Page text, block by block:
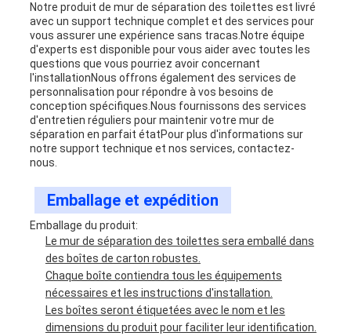
Notre produit de mur de séparation des toilettes est livré
avec un support technique complet et des services pour
vous assurer une expérience sans tracas.Notre équipe
d'experts est disponible pour vous aider avec toutes les
questions que vous pourriez avoir concernant
l'installationNous offrons également des services de
personnalisation pour répondre à vos besoins de
conception spécifiques.Nous fournissons des services
d'entretien réguliers pour maintenir votre mur de
séparation en parfait étatPour plus d'informations sur
notre support technique et nos services, contactez-
nous.
Emballage et expédition
Emballage du produit:
Le mur de séparation des toilettes sera emballé dans
des boîtes de carton robustes.
Chaque boîte contiendra tous les équipements
nécessaires et les instructions d'installation.
Les boîtes seront étiquetées avec le nom et les
dimensions du produit pour faciliter leur identification.